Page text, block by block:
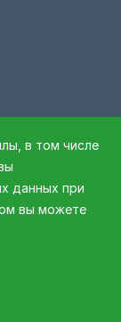
в том числе
данных при
вы можете